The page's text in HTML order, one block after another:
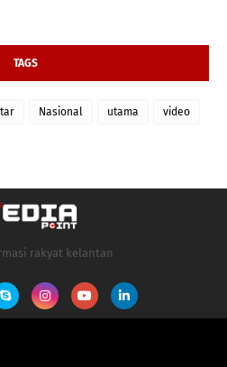
TAGS
Nasional utama video
rakyat kelantan